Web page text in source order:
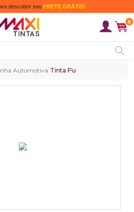
descobrir seu FRETE GRÁTIS!
0
Automotiva Tinta Pu